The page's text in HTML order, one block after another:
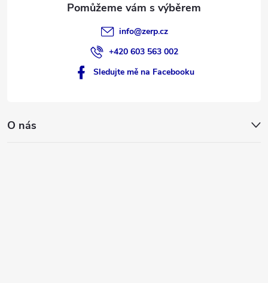
info@zerp.cz
+420 603 563 002
Sledujte mě na Facebooku
O nás